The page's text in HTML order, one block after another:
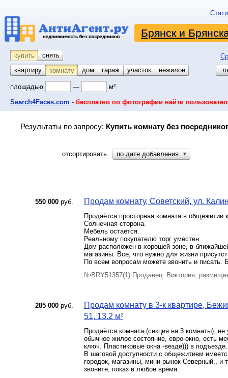
Брянск и
купить снять
квартиру
комнату койко-место
дом гараж участок нежилое
площадью — м²
Search4Faces.com - бесплатно по фотографии найти
Результаты по запросу: Купить комнату без
отсортировать по дате добавления ▼
550 000 руб. Продам комнату, Советский, ул.
Продаётся просторная комната в общежитии
Солнечная сторона.
Мебель остаётся.
Реальному покупателю торг уместен.
Дом расположен в хорошей зоне, в
магазины. Все, что нужно для жизни
По всем вопросам можете звонить и писать.
№BRY51357(1) Продавец: Виктория,
285 000 руб.
Продам комнату в 3-к квартире,
51, 13.2 м²
Продаётся комната (секция на 3 комнаты),
обычное жилое состояние, евро-окно, есть
ключ. Пластиковые окна -везде))) в подъезде.
В шаговой доступности с общежитием
городок, магазины, мини-рынок Северный.,
звоните, показ в любое время.